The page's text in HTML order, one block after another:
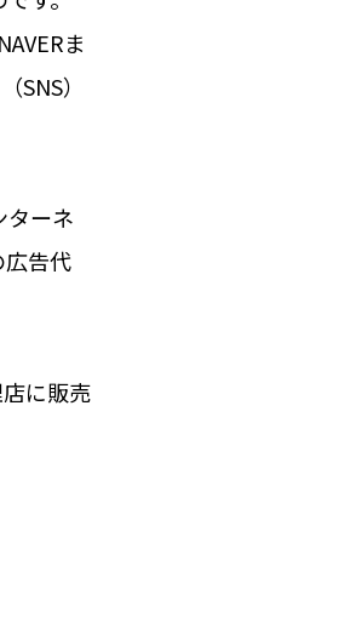
ま
）
ターネ
告代
に販売